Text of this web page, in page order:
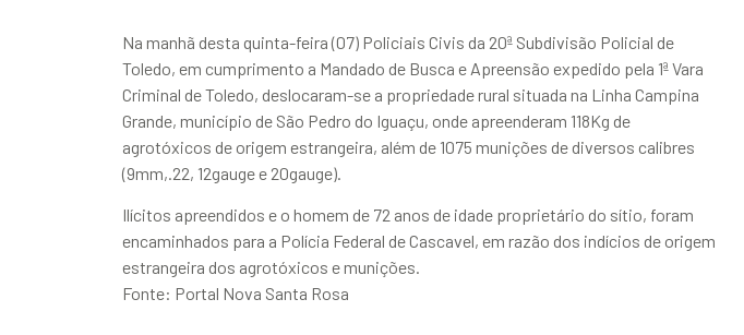
Na manhã desta quinta-feira (07) Policiais Civis da 20ª Subdivisão Policial de
Toledo, em cumprimento a Mandado de Busca e Apreensão expedido pela 1ª Vara
Criminal de Toledo, deslocaram-se a propriedade rural situada na Linha Campina
Grande, município de São Pedro do Iguaçu, onde apreenderam 118Kg de
agrotóxicos de origem estrangeira, além de 1075 munições de diversos calibres
(9mm,.22, 12gauge e 20gauge).
Ilícitos apreendidos e o homem de 72 anos de idade proprietário do sítio, foram
encaminhados para a Polícia Federal de Cascavel, em razão dos indícios de origem
estrangeira dos agrotóxicos e munições.
Fonte: Portal Nova Santa Rosa